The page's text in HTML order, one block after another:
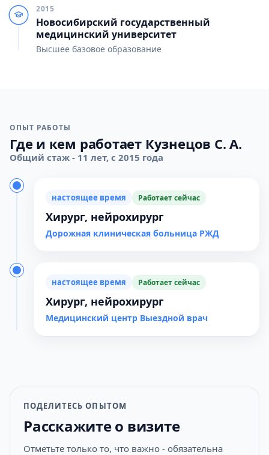
2015
Новосибирский государственный
медицинский университет
Высшее базовое образование
ОПЫТ РАБОТЫ
Где и кем работает Кузнецов С. А.
Общий стаж - 11 лет, с 2015 года
настоящее время Работает сейчас
Хирург, нейрохирург
Дорожная клиническая больница РЖД
настоящее время Работает сейчас
Хирург, нейрохирург
Медицинский центр Выездной врач
ПОДЕЛИТЕСЬ ОПЫТОМ
Расскажите о визите
Отметьте только то, что важно - обязательна